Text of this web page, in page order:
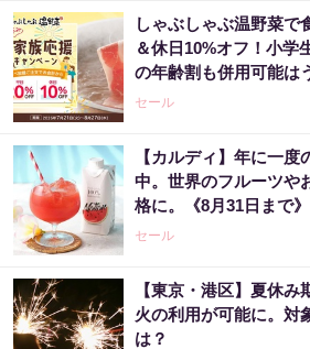
しゃぶしゃぶ温野菜で
＆休日10%オフ！小学
の年齢割も併用可能は
で》
セール
【カルディ】年に一
中。世界のフルーツや
格に。《8月31日まで》
セール
【東京・港区】夏休
火の利用が可能に。対
は？